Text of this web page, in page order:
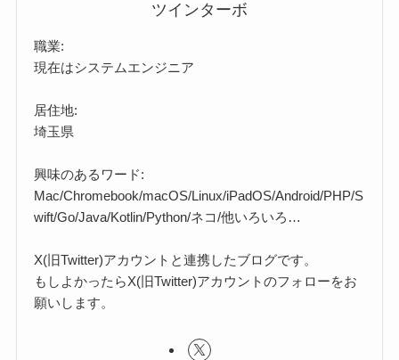
ツインターボ
職業:
現在はシステムエンジニア
居住地:
埼玉県
興味のあるワード:
Mac/Chromebook/macOS/Linux/iPadOS/Android/PHP/S
wift/Go/Java/Kotlin/Python/ネコ/他いろいろ…
X(旧Twitter)アカウントと連携したブログです。
もしよかったらX(旧Twitter)アカウントのフォローをお
願いします。